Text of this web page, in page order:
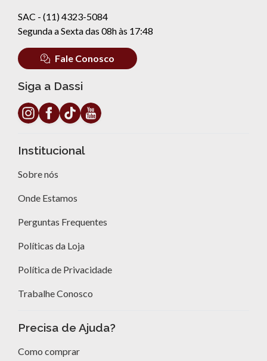
SAC - (11) 4323-5084
Segunda a Sexta das 08h às 17:48
Fale Conosco
Siga a Dassi
Institucional
Sobre nós
Onde Estamos
Perguntas Frequentes
Políticas da Loja
Política de Privacidade
Trabalhe Conosco
Precisa de Ajuda?
Como comprar